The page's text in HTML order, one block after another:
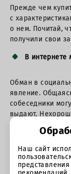
Прежде чем
с
о нем. Почитай,
получили свои
В интернете
Обман в
явление.
собеседники
выдают.
взламывают
себя выдает,
чтобы они
Наш сайт